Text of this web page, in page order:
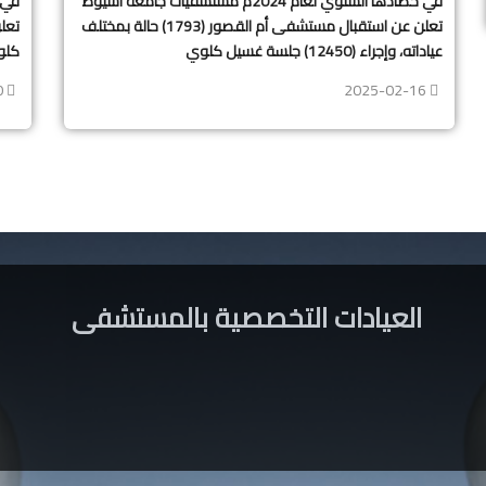
كلوي
تعلن عن استقبال مستشفى أم القصور (1793) حالة بمختلف
عياداته، وإجراء (12450) جلسة غسيل كلوي
2025-02-16
العيادات التخصصية بالمستشفى